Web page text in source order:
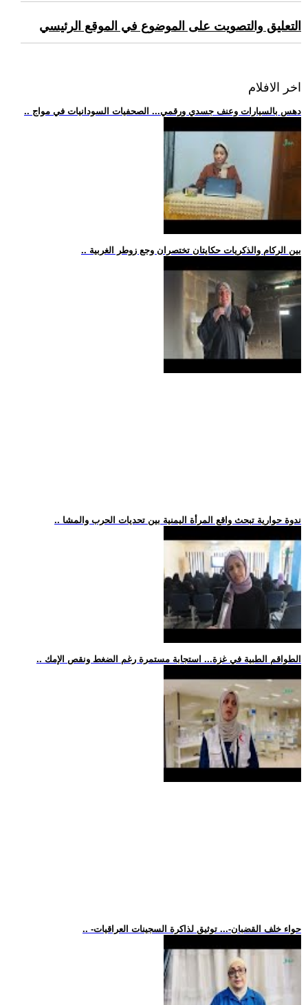
التعليق والتصويت على الموضوع في الموقع الرئيسي
اخر الافلام
.. دهس بالسيارات وعنف جسدي ورقمي... الصحفيات السودانيات في مواج
.. بين الركام والذكريات حكايتان تختصران وجع زوطر الغربية
.. ندوة حوارية تبحث واقع المرأة اليمنية بين تحديات الحرب والمشا
.. الطواقم الطبية في غزة... استجابة مستمرة رغم الضغط ونقص الإمك
.. -حواء خلف القضبان-... توثيق لذاكرة السجينات العراقيات